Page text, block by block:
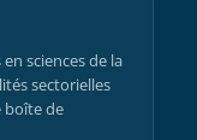
sciences de la
sectorielles
boîte de